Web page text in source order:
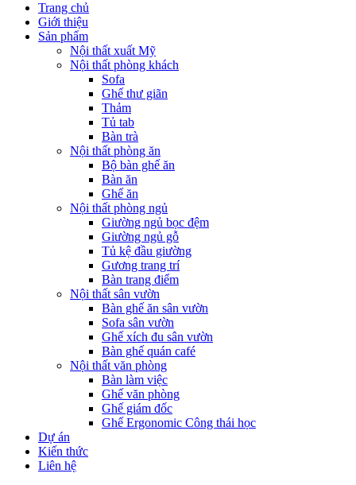
Trang chủ
Giới thiệu
Sản phẩm
Nội thất xuất Mỹ
Nội thất phòng khách
Sofa
Ghế thư giãn
Thảm
Tủ tab
Bàn trà
Nội thất phòng ăn
Bộ bàn ghế ăn
Bàn ăn
Ghế ăn
Nội thất phòng ngủ
Giường ngủ bọc đệm
Giường ngủ gỗ
Tủ kệ đầu giường
Gương trang trí
Bàn trang điểm
Nội thất sân vườn
Bàn ghế ăn sân vườn
Sofa sân vườn
Ghế xích đu sân vườn
Bàn ghế quán café
Nội thất văn phòng
Bàn làm việc
Ghế văn phòng
Ghế giám đốc
Ghế Ergonomic Công thái học
Dự án
Kiến thức
Liên hệ